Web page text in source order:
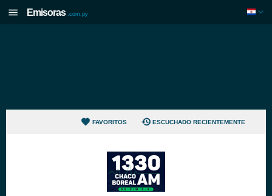
Emisoras .com.py
FAVORITOS ESCUCHADO RECIENTEMENTE